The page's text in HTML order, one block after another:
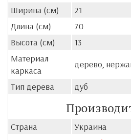
Ширина (см)
21
Длина (см)
70
Высота (см)
13
Материал
каркаса
дерево,
Тип дерева
дуб
Страна
Украина